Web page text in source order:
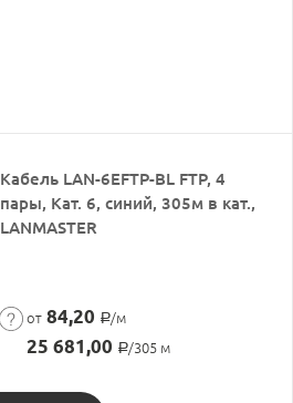
Кабель LAN-6EFTP-BL FTP, 4
пары, Кат. 6, синий, 305м в кат.,
LANMASTER
от 84,20 Р/м
25 681,00 Р/305 м